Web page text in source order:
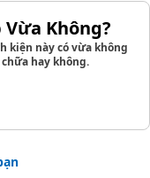
Vừa Không?
kiện này có vừa không
hay không.